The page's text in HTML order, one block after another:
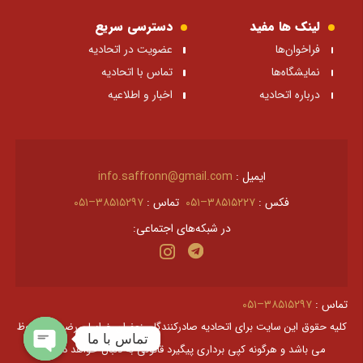
لینک ها مفید
فراخوان‌ها
نمایشگاه‌ها
درباره اتحادیه
دسترسی سریع
عضویت در اتحادیه
تماس با اتحادیه
اخبار و اطلاعیه
ایمیل : info.saffronn@gmail.com
فکس : ۳۸۵۱۵۲۲۷–۰۵۱ تماس : ۳۸۵۱۵۲۹۷–۰۵۱
در شبکه‌های اجتماعی:
تماس :۳۸۵۱۵۲۹۷–۰۵۱
کليه حقوق اين سايت برای اتحادیه صادرکنندگان زعفران خراسان رضوی محفوظ
می باشد و هرگونه کپی برداری پیگیرد قانونی به دنبال خواهد داشت.
تماس با ما